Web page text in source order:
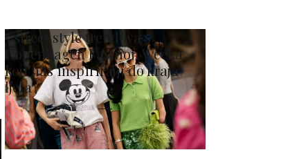
5 street style trendova s
Copenhagen Fashion Weeka
koji nas inspiriraju do kraja
ljeta